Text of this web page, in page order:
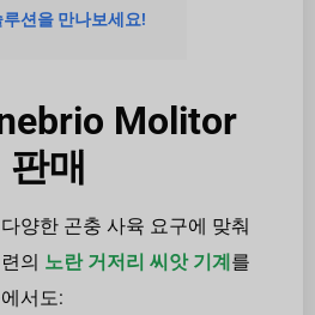
션을 만나보세요!
Molitor
매
양한 곤충 사육 요구에 맞춰
의 노란 거저리 씨앗 기계를
서도: